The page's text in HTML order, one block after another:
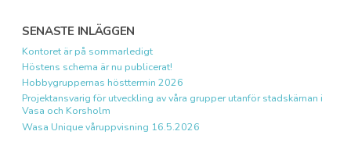
SENASTE INLÄGGEN
Kontoret är på sommarledigt
Höstens schema är nu publicerat!
Hobbygruppernas hösttermin 2026
Projektansvarig för utveckling av våra grupper utanför stadskärnan i
Vasa och Korsholm
Wasa Unique våruppvisning 16.5.2026